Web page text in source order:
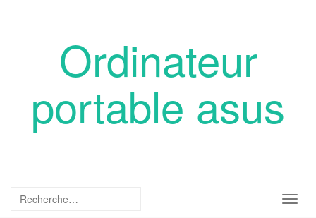
Ordinateur
portable asus